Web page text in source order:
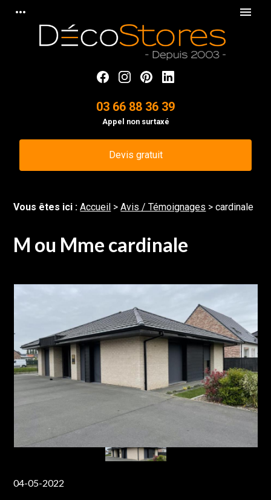
more_horiz menu
03 66 88 36 39
Appel non surtaxé
Devis gratuit
Vous êtes ici :Accueil >Avis / Témoignages >cardinale
M ou Mme cardinale
04-05-2022